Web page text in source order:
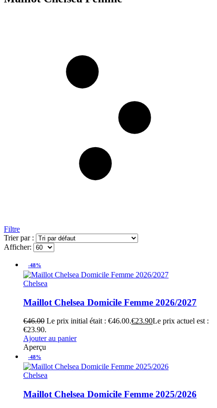
Filtre
Trier par :
Afficher:
-48%
Chelsea
Maillot Chelsea Domicile Femme 2026/2027
€46.00 Le prix initial était : €46.00.€23.90Le prix actuel est :
€23.90.
Ajouter au panier
Aperçu
-48%
Chelsea
Maillot Chelsea Domicile Femme 2025/2026